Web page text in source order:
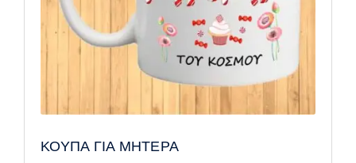
ΚΟΥΠΑ ΓΙΑ ΜΗΤΕΡΑ